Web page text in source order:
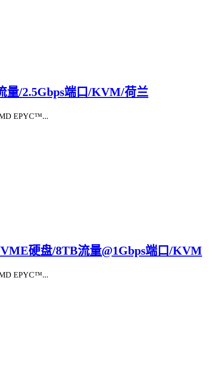
量/2.5Gbps端口/KVM/荷兰
EPYC™...
硬盘/8TB流量@1Gbps端口/KVM
EPYC™...